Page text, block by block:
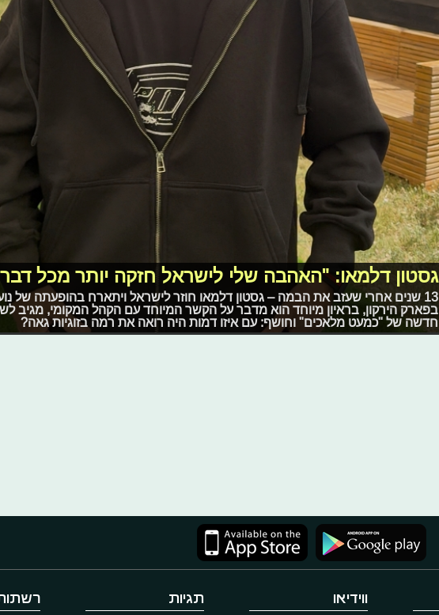
גסטון דלמאו: "האהבה שלי לישראל חזקה יותר מכל
13 שנים אחרי שעזב את הבמה – גסטון דלמאו חוזר לישראל ויתארח בהופעתה של
בפארק הירקון, בראיון מיוחד הוא מדבר על הקשר המיוחד עם הקהל המקומי, מגיב
חדשה של "כמעט מלאכים" וחושף: עם איזו דמות היה רואה את רמה בזוגיות גאה?
ווידיאו תגיות